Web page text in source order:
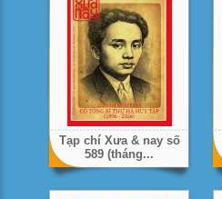
Tạp chí Xưa & nay số
589 (tháng...